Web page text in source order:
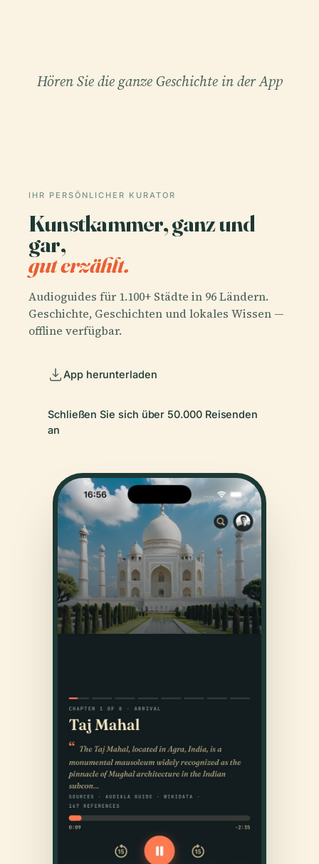
Hören Sie die ganze Geschichte in der App
IHR PERSÖNLICHER KURATOR
Kunstkammer, ganz und
gar,
gut erzählt.
Audioguides für 1.100+ Städte in 96 Ländern.
Geschichte, Geschichten und lokales Wissen —
offline verfügbar.
App herunterladen
Schließen Sie sich über 50.000 Reisenden
an